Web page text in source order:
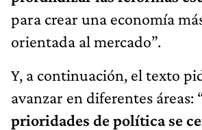
para crear una economía
orientada al mercado”.
Y, a continuación, el texto
avanzar en diferentes áreas:
prioridades de política se